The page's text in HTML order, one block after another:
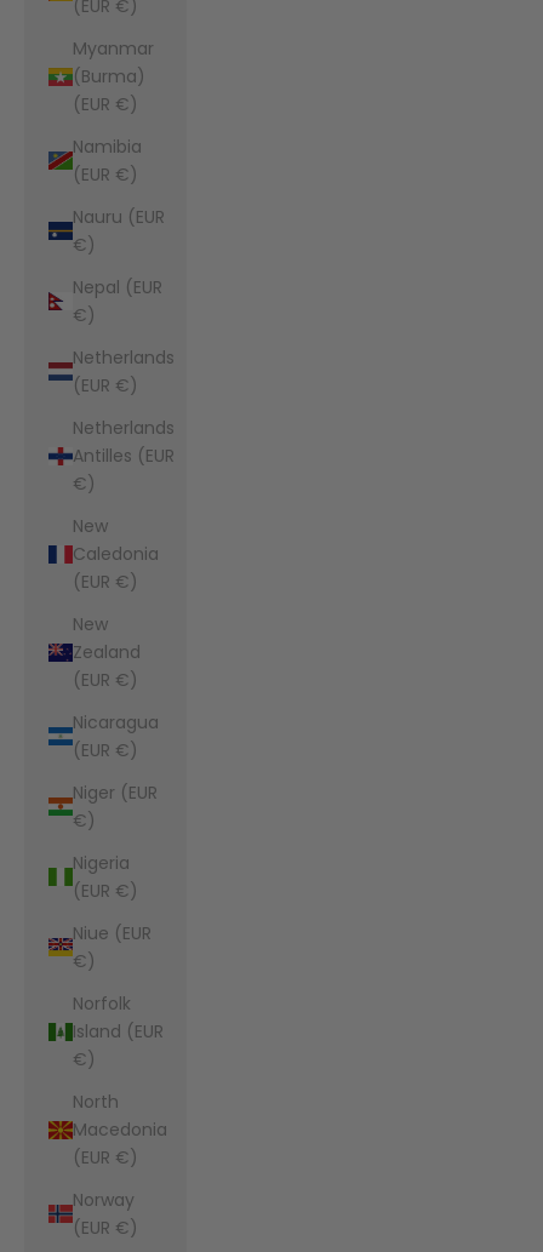
(EUR €)
Myanmar
(Burma)
(EUR €)
Namibia
(EUR €)
Nauru (EUR
€)
Nepal (EUR
€)
Netherlands
(EUR €)
Netherlands
Antilles (EUR
€)
New
Caledonia
(EUR €)
New
Zealand
(EUR €)
Nicaragua
(EUR €)
Niger (EUR
€)
Nigeria
(EUR €)
Niue (EUR
€)
Norfolk
Island (EUR
€)
North
Macedonia
(EUR €)
Norway
(EUR €)